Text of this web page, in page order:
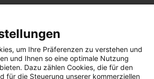
um Ihre Präferenzen zu verstehen und
und Ihnen so eine optimale Nutzung
Dazu zählen Cookies, die für den
für die Steuerung unserer kommerziellen